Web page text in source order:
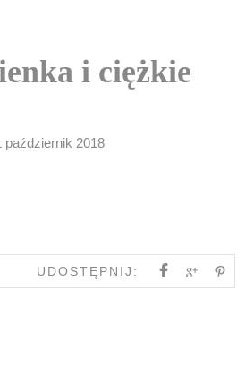
i ciężkie
październik 2018
UDOSTĘPNIJ: